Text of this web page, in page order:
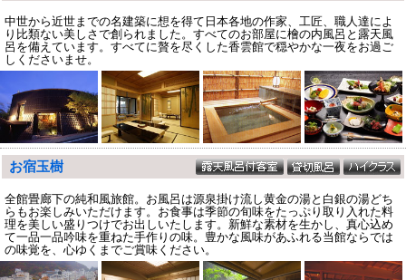
中世から近世までの名建築に想を得て日本各地の作家、工匠、職人達によ
り比類ない美しさで創られました。すべてのお部屋に檜の内風呂と露天風
呂を備えています。すべてに贅を尽くした香雲館で穏やかな一夜をお過ご
しくださいませ。
お宿玉樹
全館畳廊下の純和風旅館。お風呂は源泉掛け流し黄金の湯と白銀の湯どち
らもお楽しみいただけます。お食事は季節の旬味をたっぷり取り入れた料
理を美しい盛りつけでお出しいたします。新鮮な素材を生かし、真心込め
て一品一品吟味を重ねた手作りの味。豊かな風味があふれる当館ならでは
の味覚を、心ゆくまでご賞味ください。